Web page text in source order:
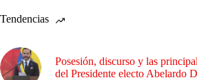
Tendencias
Posesión, discurso y las
del Presidente electo Abelardo